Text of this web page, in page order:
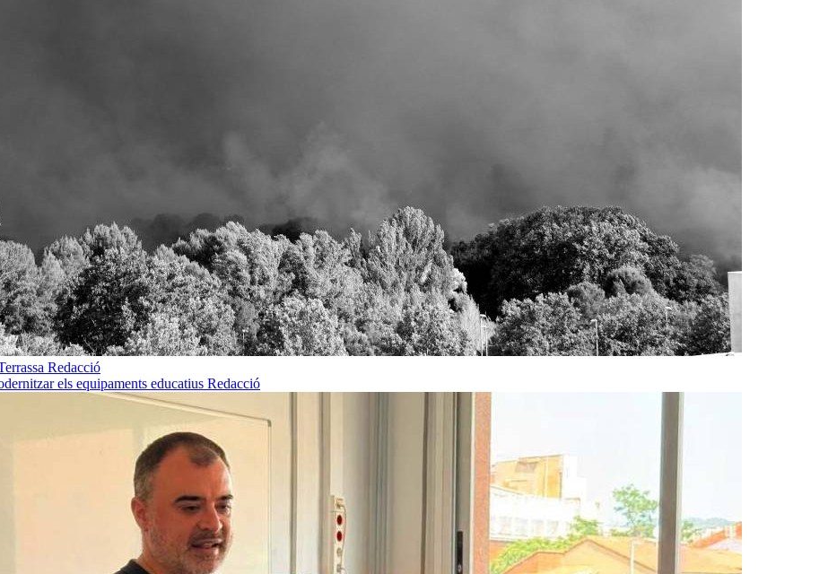
Redacció
els equipaments educatius Redacció